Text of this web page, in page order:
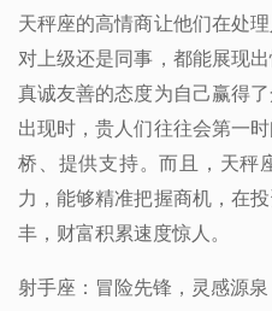
天秤座的高情商让他们在处
对上级还是同事，都能展现
真诚友善的态度为自己赢得
出现时，贵人们往往会第一
桥、提供支持。而且，天秤
力，能够精准把握商机，在
丰，财富积累速度惊人。
射手座：冒险先锋，灵感源泉